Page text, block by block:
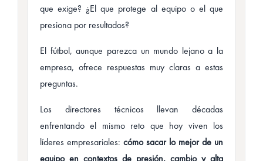
que exige? ¿El que protege al equipo o el que
presiona por resultados?
El fútbol, aunque parezca un mundo lejano a la
empresa, ofrece respuestas muy claras a estas
preguntas.
Los directores técnicos llevan décadas
enfrentando el mismo reto que hoy viven los
líderes empresariales: cómo sacar lo mejor de un
equipo en contextos de presión, cambio y alta